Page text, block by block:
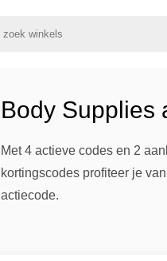
Body Supplies
Met 4 actieve codes en 2
kortingscodes profiteer je
actiecode.